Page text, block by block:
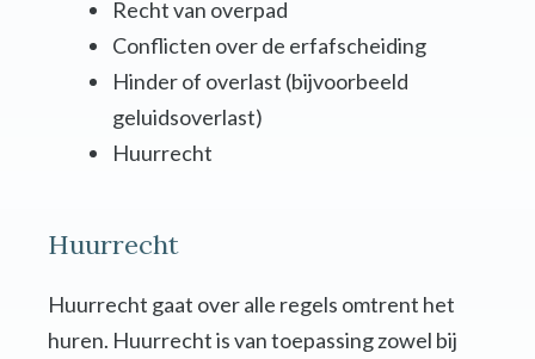
Recht van overpad
Conflicten over de erfafscheiding
Hinder of overlast (bijvoorbeeld
geluidsoverlast)
Huurrecht
Huurrecht
Huurrecht gaat over alle regels omtrent het
huren. Huurrecht is van toepassing zowel bij